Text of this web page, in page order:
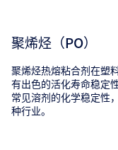
聚烯烃（PO）
聚烯烃热熔粘合剂在塑
有出色的活化寿命稳定
常见溶剂的化学稳定性
种行业。